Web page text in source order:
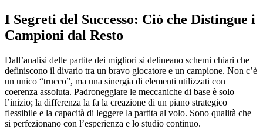
I Segreti del Successo: Ciò che Distingue i
Campioni dal Resto
Dall’analisi delle partite dei migliori si delineano schemi chiari che
definiscono il divario tra un bravo giocatore e un campione. Non c’è
un unico “trucco”, ma una sinergia di elementi utilizzati con
coerenza assoluta. Padroneggiare le meccaniche di base è solo
l’inizio; la differenza la fa la creazione di un piano strategico
flessibile e la capacità di leggere la partita al volo. Sono qualità che
si perfezionano con l’esperienza e lo studio continuo.